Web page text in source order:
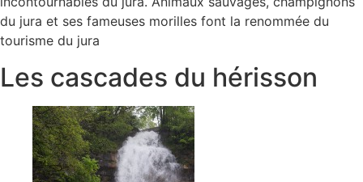
du jura et ses fameuses morilles font la renommée du
tourisme du jura
Les cascades du hérisson